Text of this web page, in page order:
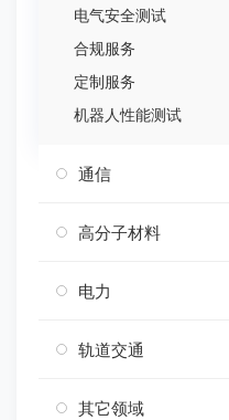
电气安全测试
合规服务
定制服务
机器人性能测试
通信
高分子材料
电力
轨道交通
其它领域